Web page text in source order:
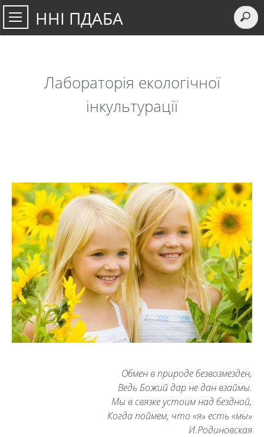
ННІ ПДАБА
Лабораторія екологічної
інкультурації
Обмен в природе безвозмезден,
Ведь Божий дар не дан взаймы.
Мы в связке устоим над бездной,
Когда поймем, что «я» есть «мы»
И.Родиновская